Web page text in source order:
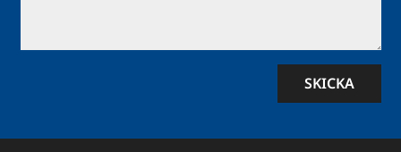
SKICKA